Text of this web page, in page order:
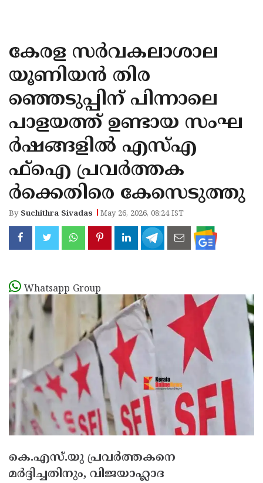
KANNUR
KASARAGOD
കേരള സര്‍വകലാശാല
യൂണിയന്‍ തിര
ഞ്ഞെടുപ്പിന് പിന്നാലെ
പാളയത്ത് ഉണ്ടായ സംഘ
ര്‍ഷങ്ങളില്‍ എസ്എ
ഫ്‌ഐ പ്രവര്‍ത്തക
ര്‍ക്കെതിരെ കേസെടുത്തു
By Suchithra Sivadas May 26, 2026, 08:24 IST
Whatsapp Group
കെ.എസ്.യു പ്രവര്‍ത്തകനെ
മര്‍ദ്ദിച്ചതിനും, വിജയാഹ്ലാദ